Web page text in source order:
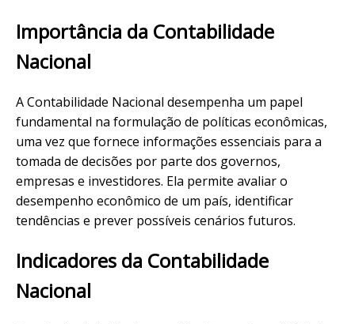
Importância da Contabilidade
Nacional
A Contabilidade Nacional desempenha um papel
fundamental na formulação de políticas econômicas,
uma vez que fornece informações essenciais para a
tomada de decisões por parte dos governos,
empresas e investidores. Ela permite avaliar o
desempenho econômico de um país, identificar
tendências e prever possíveis cenários futuros.
Indicadores da Contabilidade
Nacional